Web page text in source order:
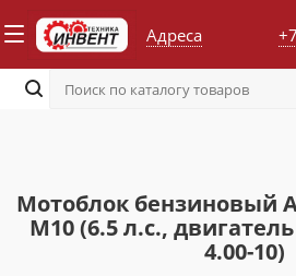
Адреса
Мотоблок бензиновый
М10 (6.5 л.с.,
4.00-10)